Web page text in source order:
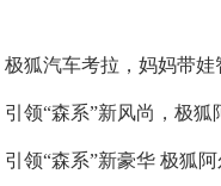
极狐汽车考拉，妈妈带
引领“森系”新风尚，极狐
引领“森系”新豪华 极狐